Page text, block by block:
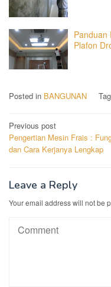
Panduan
Plafon
Posted in BANGUNAN
Post
navigation
Previous post
Pengertian Mesin Frais :
dan Cara Kerjanya Lengkap
Leave a Reply
Your email address will not be